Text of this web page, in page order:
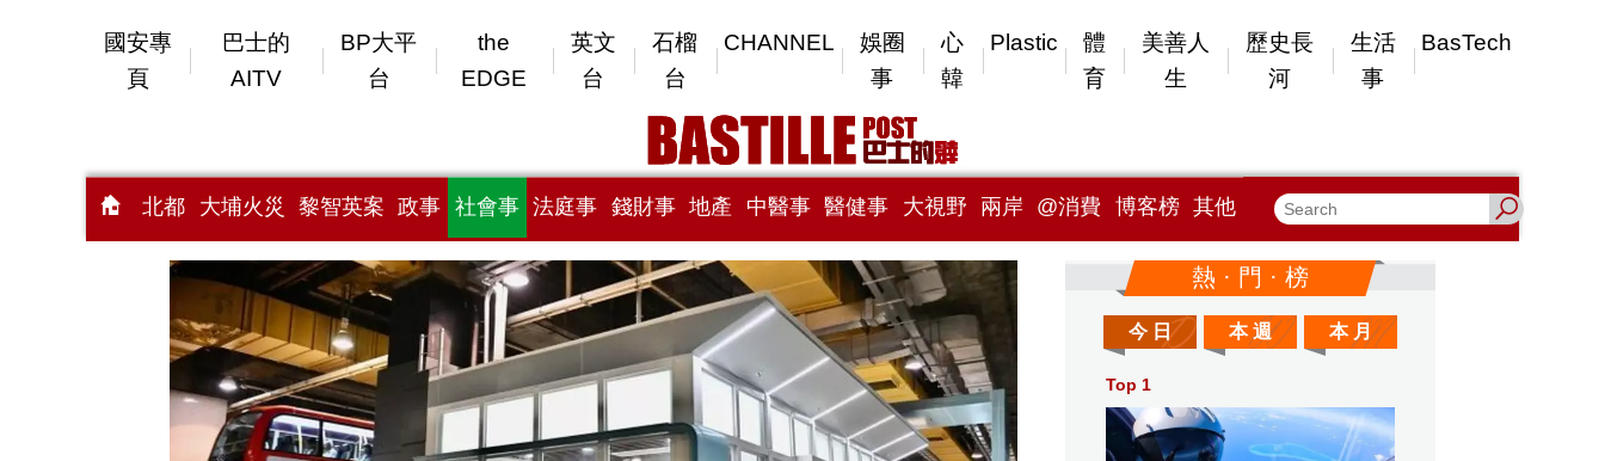
國安專
頁
巴士的
AITV
BP大平
台
the
EDGE
英文
台
石榴
台
CHANNEL
娛圈
事
心
韓
Plastic
體
育
美善人
生
歷史長
河
生活
事
BasTech
北都 大埔火災 黎智英案 政事 社會事 法庭事 錢財事 地產 中醫事 醫健事 大視野 兩岸 @消費 博客榜 其他
熱 · 門 · 榜
今 日 本 週 本 月
Top 1